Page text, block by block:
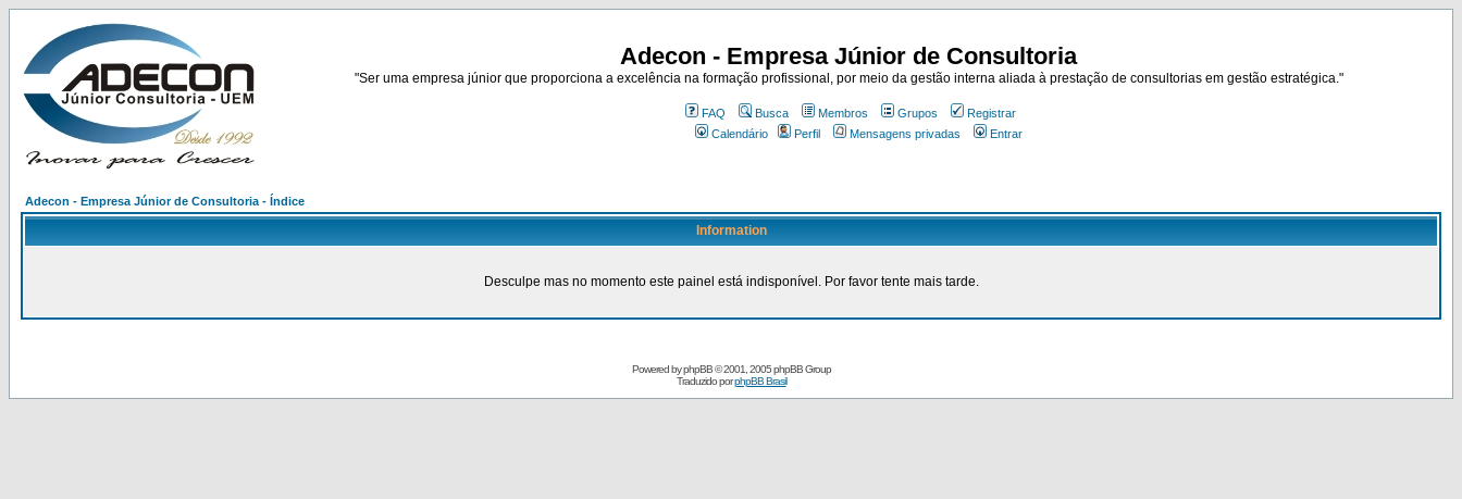
Adecon - Empresa Júnior de Consultoria
"Ser uma empresa júnior que proporciona a excelência na formação profissional, por meio da gestão interna aliada à prestação de consultorias em gestão estratégica."
FAQ Busca Membros Grupos
Registrar
Calendário
Perfil Mensagens privadas Entrar
Adecon - Empresa Júnior de Consultoria - Índice
Information
Desculpe mas no momento este painel está indisponível. Por favor tente mais tarde.
Powered byphpBB© 2001, 2005 phpBB Group
Traduzido porphpBB Brasil